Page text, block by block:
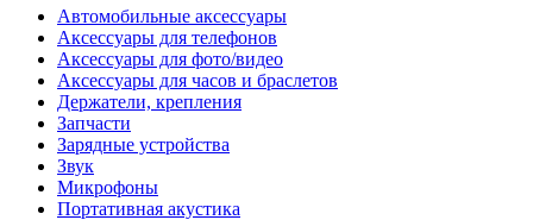
Автомобильные аксессуары
Аксессуары для телефонов
Аксессуары для фото/видео
Аксессуары для часов и браслетов
Держатели, крепления
Запчасти
Зарядные устройства
Звук
Микрофоны
Портативная акустика